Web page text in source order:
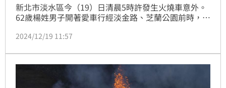
新北市淡水區今（19）日清晨5時許發生火燒車意外。
62歲楊姓男子開著愛車行經淡金路、芝蘭公園前時，疑
台車當場翻覆，並開始起火燃燒。所幸楊男即時脫困，
步後續釐清。
2024/12/19 11:57